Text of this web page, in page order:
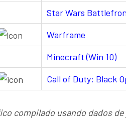
Star Wars
Warframe
Minecraft (Win 10)
Call of Duty: Black
compilado usando dados